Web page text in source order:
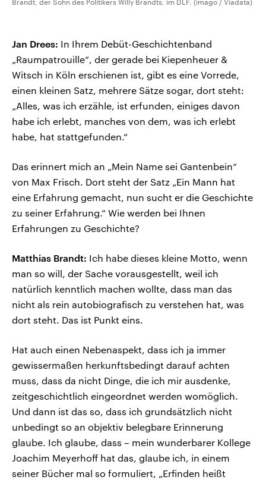
Brandt, der Sohn des Politikers Willy Brandts, im DLF. (imago / Viadata)
Jan Drees: In Ihrem Debüt-Geschichtenband
„Raumpatrouille“, der gerade bei Kiepenheuer &
Witsch in Köln erschienen ist, gibt es eine Vorrede,
einen kleinen Satz, mehrere Sätze sogar, dort steht:
„Alles, was ich erzähle, ist erfunden, einiges davon
habe ich erlebt, manches von dem, was ich erlebt
habe, hat stattgefunden.“
Das erinnert mich an „Mein Name sei Gantenbein“
von Max Frisch. Dort steht der Satz „Ein Mann hat
eine Erfahrung gemacht, nun sucht er die Geschichte
zu seiner Erfahrung.“ Wie werden bei Ihnen
Erfahrungen zu Geschichte?
Matthias Brandt: Ich habe dieses kleine Motto, wenn
man so will, der Sache vorausgestellt, weil ich
natürlich kenntlich machen wollte, dass man das
nicht als rein autobiografisch zu verstehen hat, was
dort steht. Das ist Punkt eins.
Hat auch einen Nebenaspekt, dass ich ja immer
gewissermaßen herkunftsbedingt darauf achten
muss, dass da nicht Dinge, die ich mir ausdenke,
zeitgeschichtlich eingeordnet werden womöglich.
Und dann ist das so, dass ich grundsätzlich nicht
unbedingt so an objektiv belegbare Erinnerung
glaube. Ich glaube, dass – mein wunderbarer Kollege
Joachim Meyerhoff hat das, glaube ich, in einem
seiner Bücher mal so formuliert, „Erfinden heißt